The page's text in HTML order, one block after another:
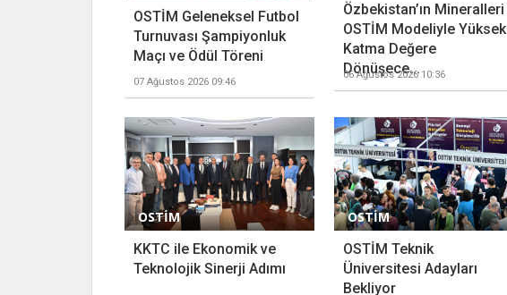
OSTİM Geleneksel Futbol
Turnuvası Şampiyonluk
Maçı ve Ödül Töreni
07 Ağustos 2026 09:46
Özbekistan’ın Mineralleri
OSTİM Modeliyle Yüksek
Katma Değere
Dönüşece...
06 Ağustos 2026 10:36
OSTİM
KKTC ile Ekonomik ve
Teknolojik Sinerji Adımı
OSTİM
OSTİM Teknik
Üniversitesi Adayları
Bekliyor